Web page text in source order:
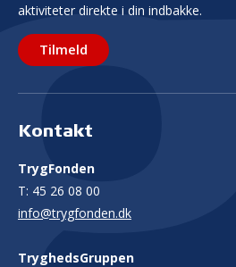
aktiviteter direkte i din indbakke.
Tilmeld
Kontakt
TrygFonden
T: 45 26 08 00
info@trygfonden.dk
TryghedsGruppen